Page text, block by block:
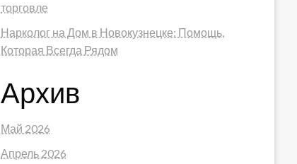
торговле
Нарколог на Дом в Новокузнецке: Помощь,
Которая Всегда Рядом
Архив
Май 2026
Апрель 2026